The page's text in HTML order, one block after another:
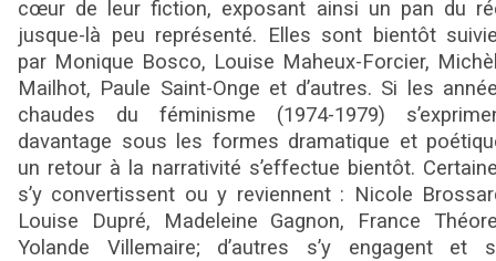
cœur de leur fiction, exposant ainsi un pan du
jusque-là peu représenté. Elles sont bientôt
par Monique Bosco, Louise Maheux-Forcier,
Mailhot, Paule Saint-Onge et d’autres. Si les
chaudes du féminisme (1974-1979)
davantage sous les formes dramatique et
un retour à la narrativité s’effectue bientôt.
s’y convertissent ou y reviennent : Nicole
Louise Dupré, Madeleine Gagnon, France
Yolande Villemaire; d’autres s’y engagent et